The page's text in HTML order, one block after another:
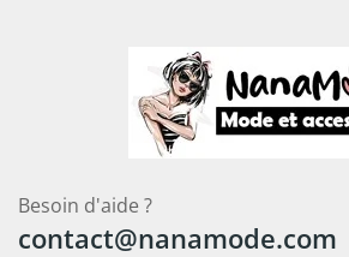
Besoin d'aide ?
contact@nanamode.com